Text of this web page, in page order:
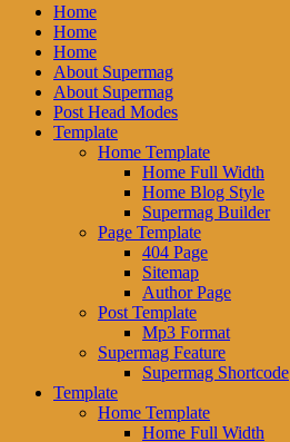
Home
Home
Home
About Supermag
About Supermag
Post Head Modes
Template
Home Template
Home Full Width
Home Blog Style
Supermag Builder
Page Template
404 Page
Sitemap
Author Page
Post Template
Mp3 Format
Supermag Feature
Supermag Shortcode
Template
Home Template
Home Full Width